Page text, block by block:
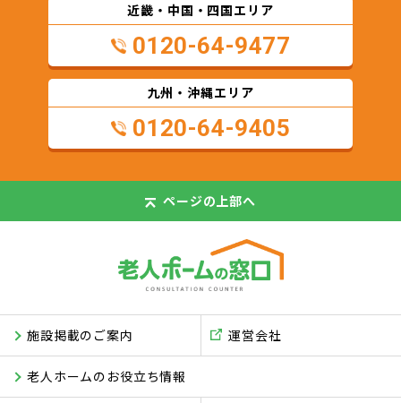
近畿・中国・四国エリア
0120-64-9477
九州・沖縄エリア
0120-64-9405
ページの上部へ
施設掲載のご案内
老人ホームのお役立ち情報
運営会社